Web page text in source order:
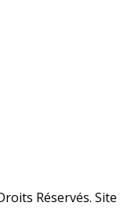
Réservés. Site